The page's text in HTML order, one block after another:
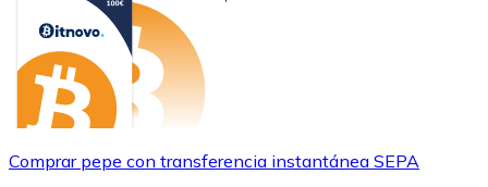
Comprar pepe con transferencia instantánea SEPA